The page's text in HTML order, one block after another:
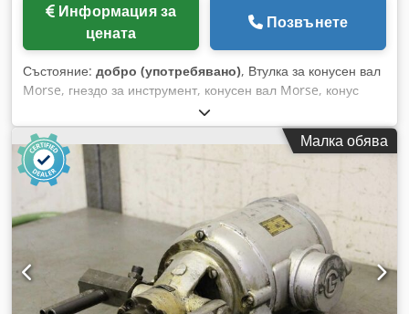
Информация за
цената
Позвънете
Състояние: добро (употребявано), Втулка за конусен вал
Morse, гнездо за инструмент, конусен вал Morse, конус
Morse, конусна втулка, адаптер, удължителна втулка,
редукционна втулка, конусна втулка, адаптерна втулка,
втулка за шпиндел, адаптер за конусен вал Morse -Втулки
за конусен вал Morse: адаптерни втулки, редукционни
втулки MK6/MK5 -Тип: MK6-MK5 -Размери/брой: вижте
снимките -Транспортни размери: 620/250/В63 мм Dcsdpfx
Ahjzlf Sae Isk -Тегло: 29,8 кг
Малка обява